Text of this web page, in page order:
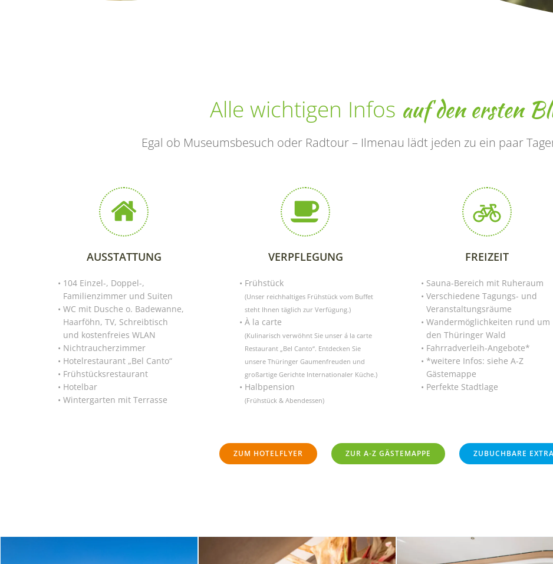
Alle wichtigen Infos auf den ersten
Egal ob Museumsbesuch oder Radtour – Ilmenau lädt jeden zu ein paar
AUSSTATTUNG
104 Einzel-, Doppel-,
Familienzimmer und Suiten
WC mit Dusche o. Badewanne,
Haarföhn, TV, Schreibtisch
und kostenfreies WLAN
Nichtraucherzimmer
Hotelrestaurant „Bel Canto“
Frühstücksrestaurant
Hotelbar
Wintergarten mit Terrasse
VERPFLEGUNG
Frühstück
(Unser reichhaltiges Frühstück vom Buffet
steht Ihnen täglich zur Verfügung.)
À la carte
(Kulinarisch verwöhnt Sie unser á la carte
Restaurant „Bel Canto“. Entdecken Sie
unsere Thüringer Gaumenfreuden und
großartige Gerichte Internationaler Küche.)
Halbpension
(Frühstück & Abendessen)
FREIZEIT
Sauna-Bereich mit Ruheraum
Verschiedene Tagungs- und
Veranstaltungsräume
Wandermöglichkeiten rund um
den Thüringer Wald
Fahrradverleih-Angebote*
*weitere Infos: siehe A-Z
Gästemappe
Perfekte Stadtlage
ZUM HOTELFLYER ZUR A-Z GÄSTEMAPPE ZUBUCHBARE